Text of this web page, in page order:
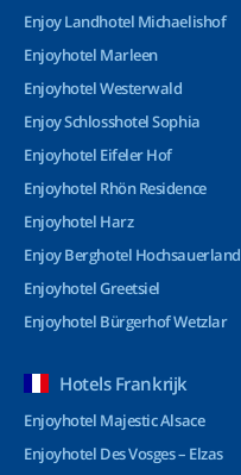
Enjoy Landhotel Michaelishof
Enjoyhotel Marleen
Enjoyhotel Westerwald
Enjoy Schlosshotel Sophia
Enjoyhotel Eifeler Hof
Enjoyhotel Rhön Residence
Enjoyhotel Harz
Enjoy Berghotel Hochsauerland
Enjoyhotel Greetsiel
Enjoyhotel Bürgerhof Wetzlar
Hotels Frankrijk
Enjoyhotel Majestic Alsace
Enjoyhotel Des Vosges – Elzas